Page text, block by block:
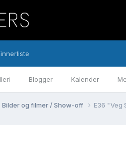
Blogger Kalender
Bilder og filmer / Show-off E36 "Veg